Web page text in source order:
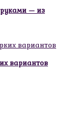
— из
вариантов